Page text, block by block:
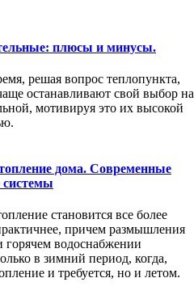
плюсы и минусы.
решая вопрос теплопункта,
останавливают свой выбор на
мотивируя это их высокой
дома. Современные
системы
становится все более
причем размышления
горячем водоснабжении
в зимний период, когда,
и требуется, но и летом.